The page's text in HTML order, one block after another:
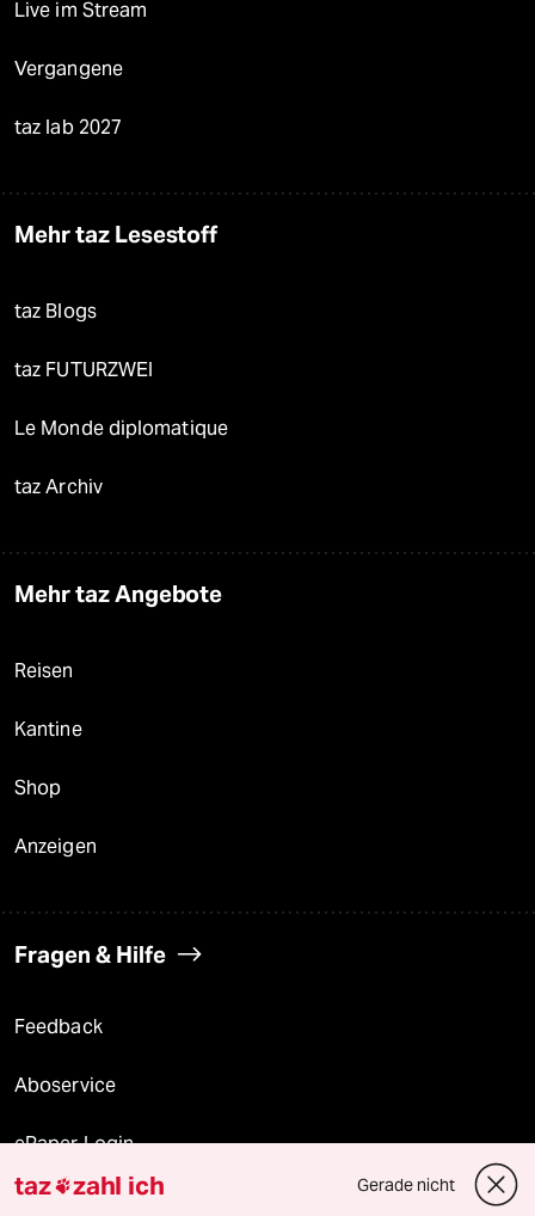
Live im Stream
Vergangene
taz lab 2027
Mehr taz Lesestoff
taz Blogs
taz FUTURZWEI
Le Monde diplomatique
taz Archiv
Mehr taz Angebote
Reisen
Kantine
Shop
Anzeigen
Fragen & Hilfe
Feedback
Aboservice
ePaper Login
Downloads für Abonnierende
taz zahl ich Gerade nicht